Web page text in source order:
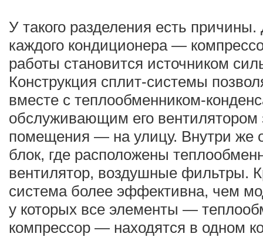
У такого разделения есть
каждого кондиционера —
работы становится источником
Конструкция сплит-системы
вместе с теплообменником-
обслуживающим его вентилятором
помещения — на улицу. Внутри же
блок, где расположены
вентилятор, воздушные фильтры.
система более эффективна, чем
у которых все элементы —
компрессор — находятся в одном